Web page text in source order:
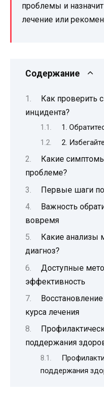
проблемы и
лечение или
Содержание
Как проверить
инцидента?
1.
2.
Какие
проблеме?
Первые шаги
Важность
вовремя
Какие анализы
диагноз?
Доступные
эффективность
курса лечения
поддержания
поддержания